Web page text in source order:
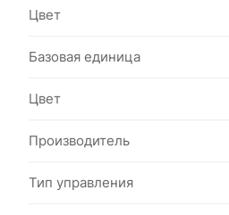
Цвет
Базовая единица
Цвет
Производитель
Тип управления